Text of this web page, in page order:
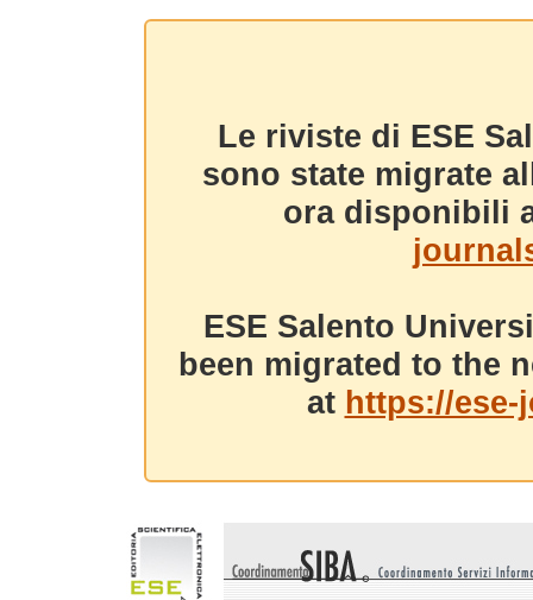
Le riviste di ESE
sono state migrate
ora disponibili
ESE Salento
been migrated to the
at https://